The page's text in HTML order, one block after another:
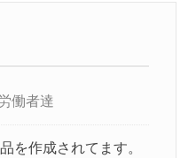
働者達
を作成されてます。